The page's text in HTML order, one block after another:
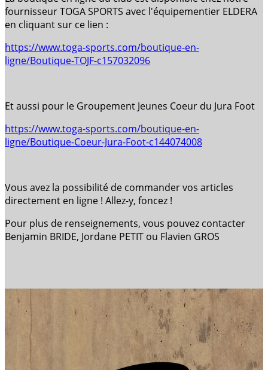
fournisseur TOGA SPORTS avec l'équipementier ELDERA
en cliquant sur ce lien :
https://www.toga-sports.com/boutique-en-
ligne/Boutique-TOJF-c157032096
Et aussi pour le Groupement Jeunes Coeur du Jura Foot
https://www.toga-sports.com/boutique-en-
ligne/Boutique-Coeur-Jura-Foot-c144074008
Vous avez la possibilité de commander vos articles
directement en ligne ! Allez-y, foncez !
Pour plus de renseignements, vous pouvez contacter
Benjamin BRIDE, Jordane PETIT ou Flavien GROS